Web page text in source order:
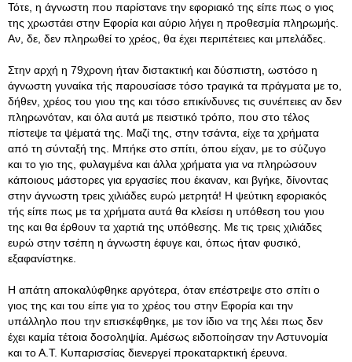
Τότε, η άγνωστη που παρίστανε την εφοριακό της είπε πως ο γιος
της χρωστάει στην Εφορία και αύριο λήγει η προθεσμία πληρωμής.
Αν, δε, δεν πληρωθεί το χρέος, θα έχει περιπέτειες και μπελάδες.
Στην αρχή η 79χρονη ήταν διστακτική και δύσπιστη, ωστόσο η
άγνωστη γυναίκα τής παρουσίασε τόσο τραγικά τα πράγματα με το,
δήθεν, χρέος του γιου της και τόσο επικίνδυνες τις συνέπειες αν δεν
πληρωνόταν, και όλα αυτά με πειστικό τρόπο, που στο τέλος
πίστεψε τα ψέματά της. Μαζί της, στην τσάντα, είχε τα χρήματα
από τη σύνταξή της. Μπήκε στο σπίτι, όπου είχαν, με το σύζυγο
και το γιο της, φυλαγμένα και άλλα χρήματα για να πληρώσουν
κάποιους μάστορες για εργασίες που έκαναν, και βγήκε, δίνοντας
στην άγνωστη τρεις χιλιάδες ευρώ μετρητά! Η ψεύτικη εφοριακός
τής είπε πως με τα χρήματα αυτά θα κλείσει η υπόθεση του γιου
της και θα έρθουν τα χαρτιά της υπόθεσης. Με τις τρεις χιλιάδες
ευρώ στην τσέπη η άγνωστη έφυγε και, όπως ήταν φυσικό,
εξαφανίστηκε.
Η απάτη αποκαλύφθηκε αργότερα, όταν επέστρεψε στο σπίτι ο
γιος της και του είπε για το χρέος του στην Εφορία και την
υπάλληλο που την επισκέφθηκε, με τον ίδιο να της λέει πως δεν
έχει καμία τέτοια δοσοληψία. Αμέσως ειδοποίησαν την Αστυνομία
και το Α.Τ. Κυπαρισσίας διενεργεί προκαταρκτική έρευνα.